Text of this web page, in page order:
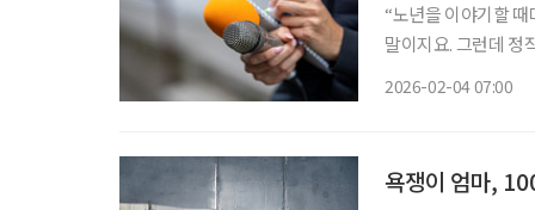
“노년을 이야기할 때
말이지요. 그런데 정작 묻지
2026-02-04 07:00
욕쟁이 엄마,